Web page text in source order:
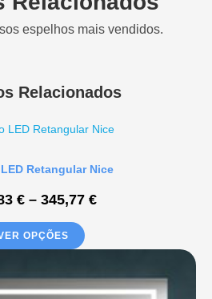
espelhos mais vendidos.
Relacionados
Retangular Nice
€ – 345,77 €
OPÇÕES